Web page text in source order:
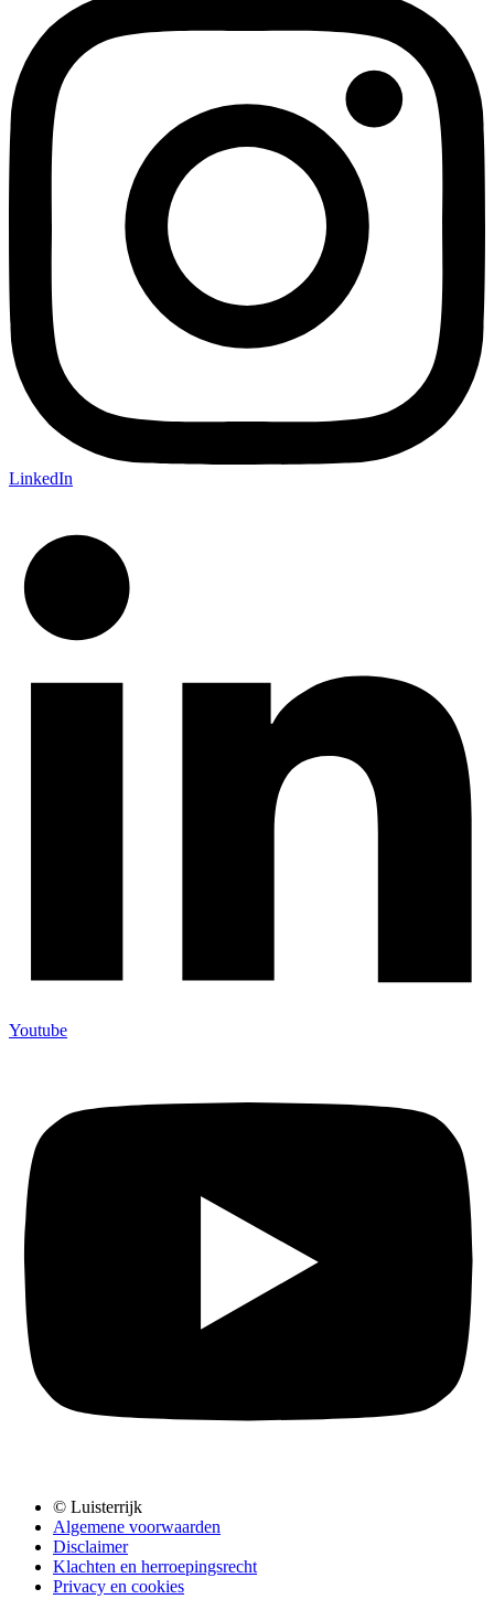
LinkedIn
Youtube
© Luisterrijk
Algemene voorwaarden
Disclaimer
Klachten en herroepingsrecht
Privacy en cookies